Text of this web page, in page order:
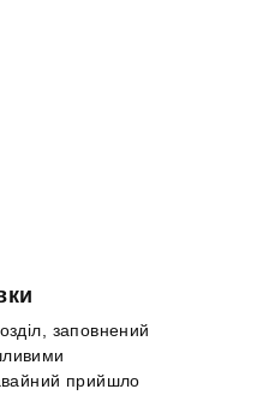
заповнений
прийшло